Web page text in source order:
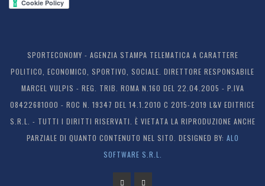
SPORTECONOMY - AGENZIA STAMPA TELEMATICA A CARATTERE
POLITICO, ECONOMICO, SPORTIVO, SOCIALE. DIRETTORE RESPONSABILE
MARCEL VULPIS - REG. TRIB. ROMA N.160 DEL 22.04.2005 - P.IVA
08422681000 - ROC N. 19347 DEL 14.1.2010 C 2015-2019 L&V EDITRICE
S.R.L. - TUTTI I DIRITTI RISERVATI. È VIETATA LA RIPRODUZIONE ANCHE
PARZIALE DI QUANTO CONTENUTO NEL SITO. DESIGNED BY: ALO
SOFTWARE S.R.L.